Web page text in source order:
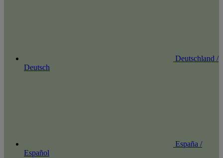
Deutschland /
Deutsch
España /
Español